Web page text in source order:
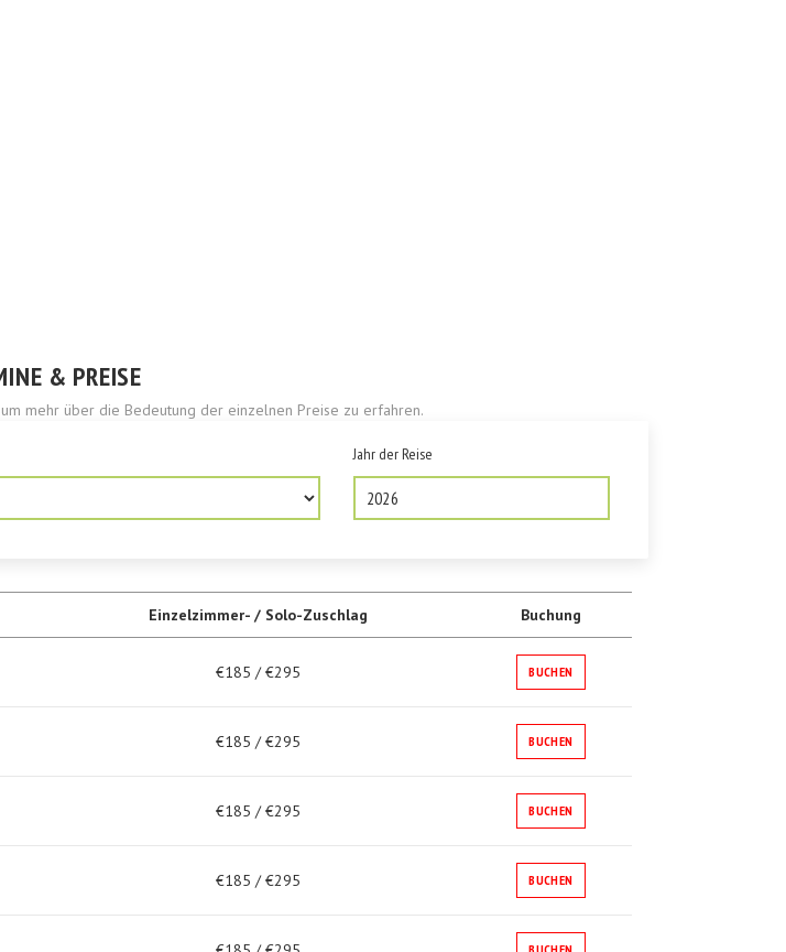
& PREISE
mehr über die Bedeutung der einzelnen Preise zu erfahren.
Jahr der Reise
2026
Einzelzimmer- / Solo-Zuschlag Buchung
€185 / €295 BUCHEN
€185 / €295 BUCHEN
€185 / €295 BUCHEN
€185 / €295 BUCHEN